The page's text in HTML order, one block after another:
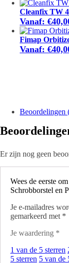
wanneer er thuis of
grondig gereinigd
Bij het huren van
reinigingsmiddel, de
wordt de vloer goed
Cleanfix TW
Vanaf: €
Fimap
Vanaf: €
Beoordelingen
Er zijn nog geen
Wees de eerste
Schrobborstel en
Je e-mailadres
gemarkeerd met *
Je waardering *
1 van de 5 sterren
5 sterren 5 van de